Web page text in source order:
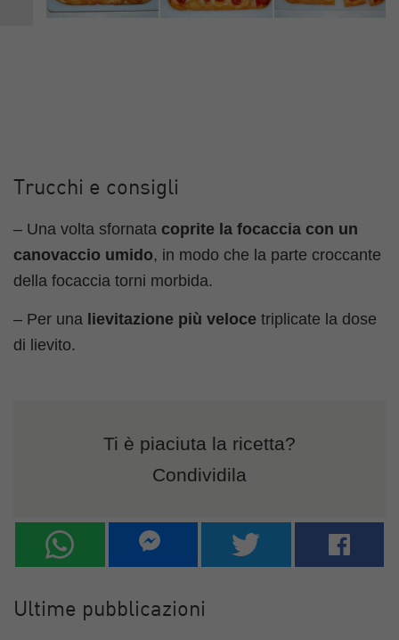
Trucchi e consigli
– Una volta sfornata coprite la focaccia con un
canovaccio umido, in modo che la parte croccante
della focaccia torni morbida.
– Per una lievitazione più veloce triplicate la dose
di lievito.
Ti è piaciuta la ricetta?
Condividila
Ultime pubblicazioni